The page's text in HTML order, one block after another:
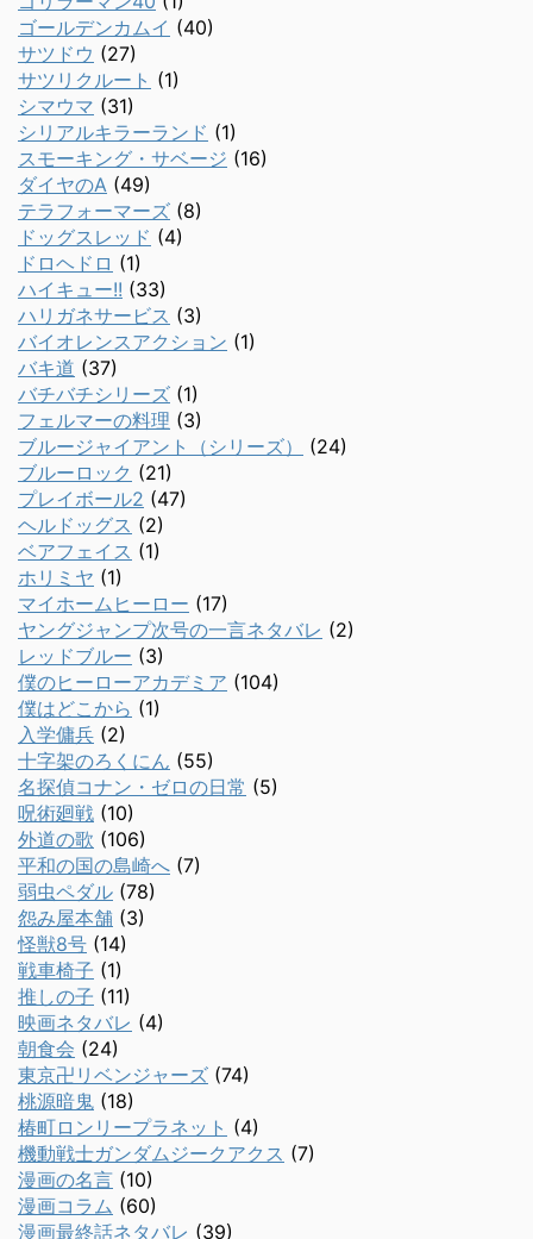
ゴールデンカムイ (40)
サツドウ (27)
サツリクルート (1)
シマウマ (31)
シリアルキラーランド (1)
スモーキング・サベージ (16)
ダイヤのA (49)
テラフォーマーズ (8)
ドッグスレッド (4)
ドロヘドロ (1)
ハイキュー!! (33)
ハリガネサービス (3)
バイオレンスアクション (1)
バキ道 (37)
バチバチシリーズ (1)
フェルマーの料理 (3)
ブルージャイアント（シリーズ）
(24)
ブルーロック (21)
プレイボール2 (47)
ヘルドッグス (2)
ベアフェイス (1)
ホリミヤ (1)
マイホームヒーロー (17)
ヤングジャンプ次号の一言ネタバレ (2)
レッドブルー (3)
僕のヒーローアカデミア (104)
僕はどこから (1)
入学傭兵 (2)
十字架のろくにん (55)
名探偵コナン・ゼロの日常 (5)
呪術廻戦 (10)
外道の歌 (106)
平和の国の島崎へ (7)
弱虫ペダル (78)
怨み屋本舗 (3)
怪獣8号 (14)
戦車椅子 (1)
推しの子 (11)
映画ネタバレ (4)
朝食会 (24)
東京卍リベンジャーズ (74)
桃源暗鬼 (18)
椿町ロンリープラネット (4)
機動戦士ガンダムジークアクス (7)
漫画の名言 (10)
漫画コラム (60)
漫画最終話ネタバレ (39)